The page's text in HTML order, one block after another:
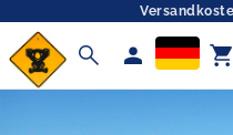
search person shopping_cart